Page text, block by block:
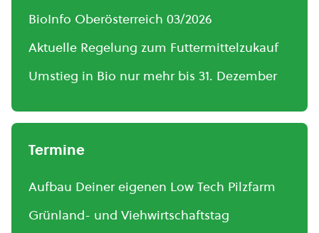
BioInfo Oberösterreich 03/2026
Aktuelle Regelung zum Futtermittelzukauf
Umstieg in Bio nur mehr bis 31. Dezember
Termine
Aufbau Deiner eigenen Low Tech Pilzfarm
Grünland- und Viehwirtschaftstag